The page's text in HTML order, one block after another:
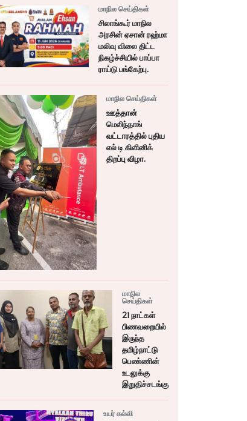
மாநில செய்திகள்
சிலாங்கூர் மாநில
அரசின் ஏசான் ரஹ்மா
மலிவு விலை திட்ட
நிகழ்ச்சியில் பாப்பா
ராய்டு பங்கேற்பு.
மாநில செய்திகள்
ஊத்தான்
மெலிந்தாங்
வட்டாரத்தில் புதிய
எல் டி கிளினிக்
திறப்பு விழா.
மாநில
செய்திகள்
21 நாட்கள்
பிணவறையில்
இருந்த
தமிழ்நாட்டு
பெண்ணின்
உடலுக்கு
இறுதிச்சடங்கு
உயர் கல்வி